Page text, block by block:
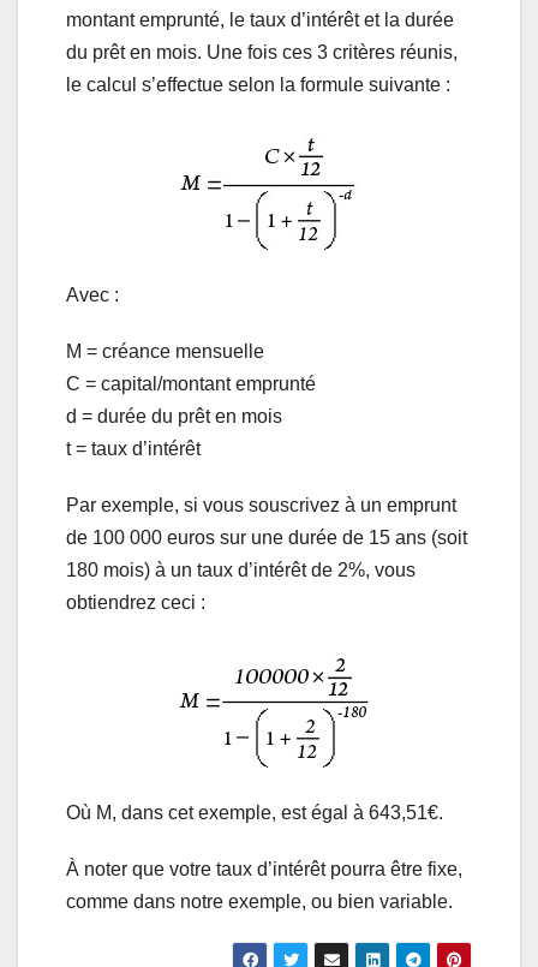
montant emprunté, le taux d’intérêt et la durée
du prêt en mois. Une fois ces 3 critères réunis,
le calcul s’effectue selon la formule suivante :
Avec :
M = créance mensuelle
C = capital/montant emprunté
d = durée du prêt en mois
t = taux d’intérêt
Par exemple, si vous souscrivez à un emprunt
de 100 000 euros sur une durée de 15 ans (soit
180 mois) à un taux d’intérêt de 2%, vous
obtiendrez ceci :
Où M, dans cet exemple, est égal à 643,51€.
À noter que votre taux d’intérêt pourra être fixe,
comme dans notre exemple, ou bien variable.